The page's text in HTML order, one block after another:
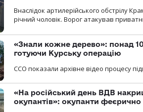
Внаслідок артилерійського обстрілу
річний чоловік. Ворог атакував
«Знали кожне дерево»: понад
готуючи Курську операцію
ССО показали архівне відео процесу
«На російський день ВДВ
окупантів»: окупанти феєрично